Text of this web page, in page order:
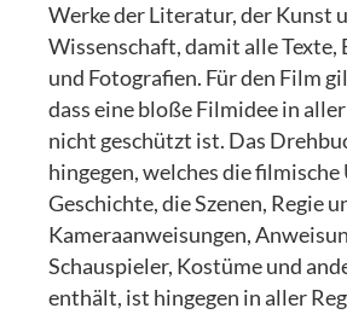
Werke der Literatur, der Kunst
Wissenschaft, damit alle Texte,
und Fotografien. Für den Film
dass eine bloße Filmidee in
nicht geschützt ist. Das
hingegen, welches die
Geschichte, die Szenen, Regie
Kameraanweisungen,
Schauspieler, Kostüme und
enthält, ist hingegen in aller